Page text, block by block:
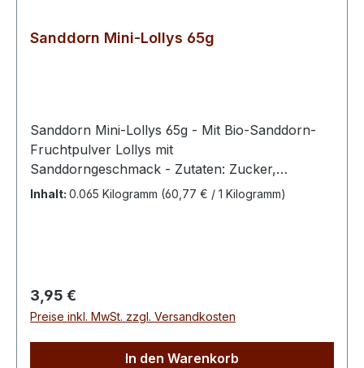
Sanddorn Mini-Lollys 65g
Sanddorn Mini-Lollys 65g - Mit Bio-Sanddorn-
Fruchtpulver Lollys mit
Sanddorngeschmack - Zutaten: Zucker,
Glukosesirup, Säuerungsmittel Zitronensäure,
durchschnittlich: Energie 1621 kJ / 381,4 kcalFett
0 g davon gesättigte Fettsäuren 0
g Kohlenhydrate 95,3 g davon Zucker 68,3 g
Eiweiß 0 g Salz 0 g
Inhalt: 0.065 Kilogramm (60,77 € / 1 Kilogramm)
Regulärer Preis:
3,95 €
Preise inkl. MwSt. zzgl. Versandkosten
In den Warenkorb